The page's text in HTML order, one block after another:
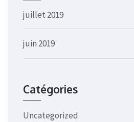
juillet 2019
juin 2019
Catégories
Uncategorized